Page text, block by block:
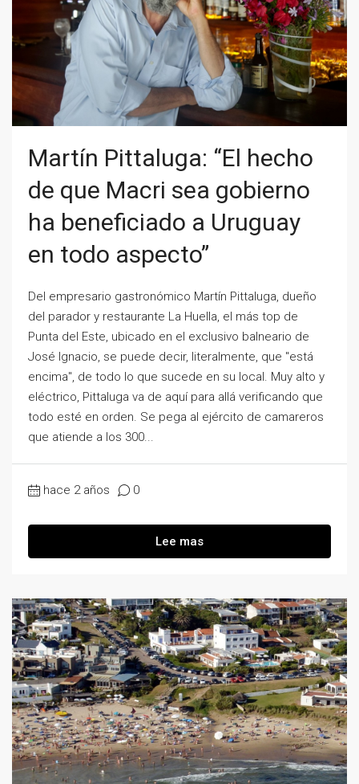
Martín Pittaluga: “El hecho
de que Macri sea gobierno
ha beneficiado a Uruguay
en todo aspecto”
Del empresario gastronómico Martín Pittaluga, dueño
del parador y restaurante La Huella, el más top de
Punta del Este, ubicado en el exclusivo balneario de
José Ignacio, se puede decir, literalmente, que "está
encima", de todo lo que sucede en su local. Muy alto y
eléctrico, Pittaluga va de aquí para allá verificando que
todo esté en orden. Se pega al ejército de camareros
que atiende a los 300...
hace 2 años 0
Lee mas